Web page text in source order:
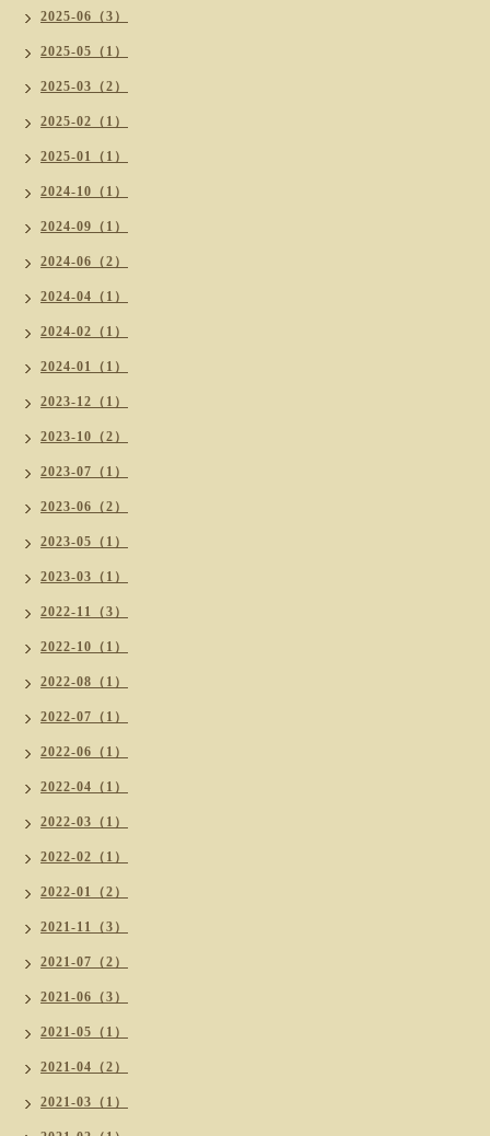
2025-06（3）
2025-05（1）
2025-03（2）
2025-02（1）
2025-01（1）
2024-10（1）
2024-09（1）
2024-06（2）
2024-04（1）
2024-02（1）
2024-01（1）
2023-12（1）
2023-10（2）
2023-07（1）
2023-06（2）
2023-05（1）
2023-03（1）
2022-11（3）
2022-10（1）
2022-08（1）
2022-07（1）
2022-06（1）
2022-04（1）
2022-03（1）
2022-02（1）
2022-01（2）
2021-11（3）
2021-07（2）
2021-06（3）
2021-05（1）
2021-04（2）
2021-03（1）